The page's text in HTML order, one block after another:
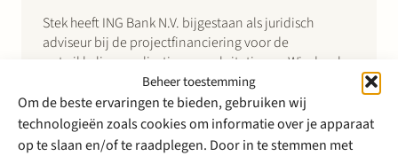
Beheer toestemming
Om de beste ervaringen te bieden, gebruiken wij
technologieën zoals cookies om informatie over je apparaat
op te slaan en/of te raadplegen. Door in te stemmen met
Stek heeft ING Bank N.V. bijgestaan als juridisch
adviseur bij de projectfinanciering voor de
ontwikkeling, realisatie en exploitatie van Windpark
De Pals, een onshore windpark van 23,6 MW dat zal
worden gerealiseerd in de gemeente Bladel (Noord-
Brabant). Het project omvat vier Nordex N163-
turbines en zal duurzame energie leveren aan circa…